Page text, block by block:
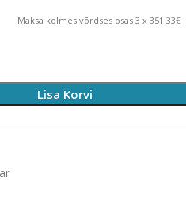
Maksa kolmes võrdses osas 3 x 351.33€
Lisa Korvi